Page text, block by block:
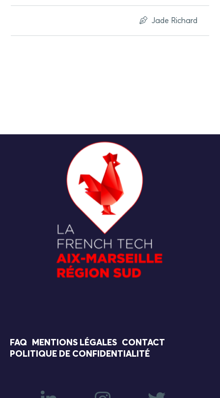
Jade Richard
FAQ MENTIONS LÉGALES
CONTACT
POLITIQUE DE CONFIDENTIALITÉ